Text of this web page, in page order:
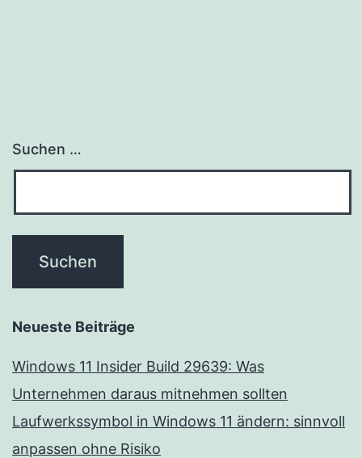
Suchen …
Neueste Beiträge
Windows 11 Insider Build 29639: Was
Unternehmen daraus mitnehmen sollten
Laufwerkssymbol in Windows 11 ändern: sinnvoll
anpassen ohne Risiko